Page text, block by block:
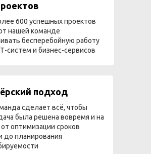
600 успешных проектов
нашей команде
бесперебойную работу
систем и бизнес-сервисов
подход
сделает всё, чтобы
была решена вовремя и на
оптимизации сроков
до планирования